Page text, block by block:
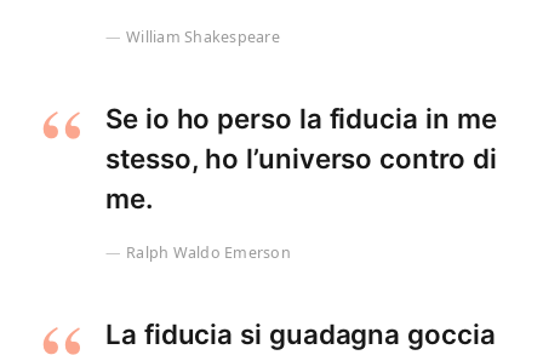
William Shakespeare
Se io ho perso la fiducia in me
stesso, ho l’universo contro di
me.
Ralph Waldo Emerson
La fiducia si guadagna goccia